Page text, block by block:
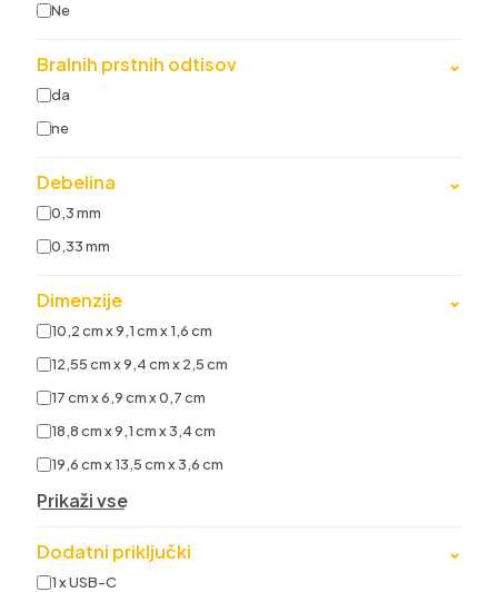
Ne
Bralnih prstnih odtisov ⌄
da
ne
Debelina ⌄
0,3 mm
0,33 mm
Dimenzije ⌄
10,2 cm x 9,1 cm x 1,6 cm
12,55 cm x 9,4 cm x 2,5 cm
17 cm x 6,9 cm x 0,7 cm
18,8 cm x 9,1 cm x 3,4 cm
19,6 cm x 13,5 cm x 3,6 cm
Prikaži vse
Dodatni priključki ⌄
1 x USB-C